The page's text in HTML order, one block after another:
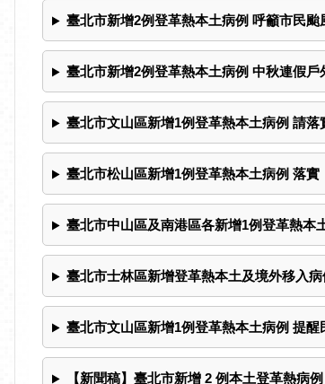
臺北市新增2例登革熱本土病例 呼籲市民
臺北市新增2例登革熱本土病例 中秋連假
臺北市文山區新增1例登革熱本土病例 請
臺北市松山區新增1例登革熱本土病例 落
臺北市中山區及南港區各新增1例登革熱本
臺北市士林區新增登革熱本土及境外移入
臺北市文山區新增1例登革熱本土病例 提
【新聞稿】臺北市新增 2 例本土登革熱病